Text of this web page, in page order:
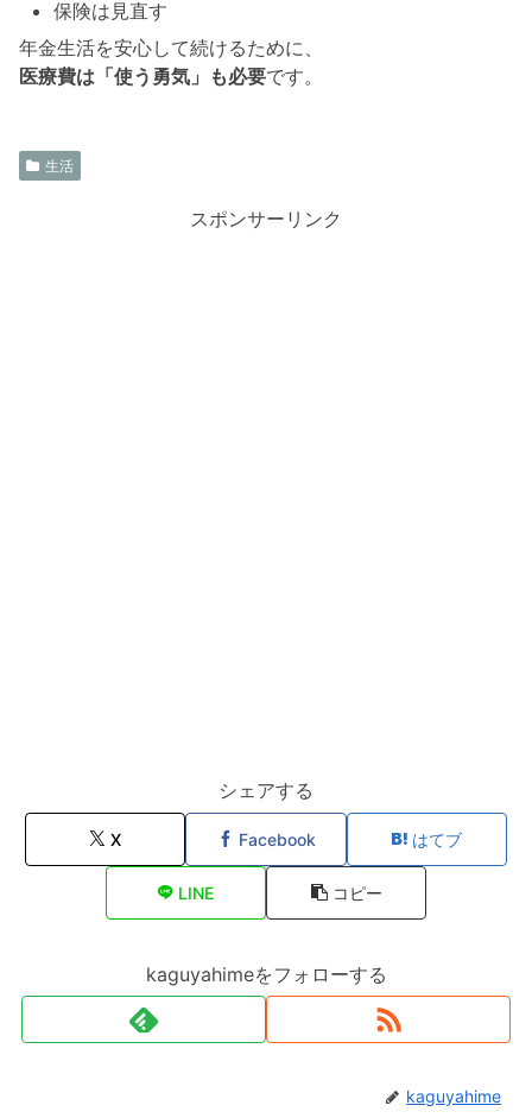
保険は見直す
年金生活を安心して続けるために、
医療費は「使う勇気」も必要です。
生活
スポンサーリンク
シェアする
X Facebook はてブ
LINE コピー
kaguyahimeをフォローする
kaguyahime